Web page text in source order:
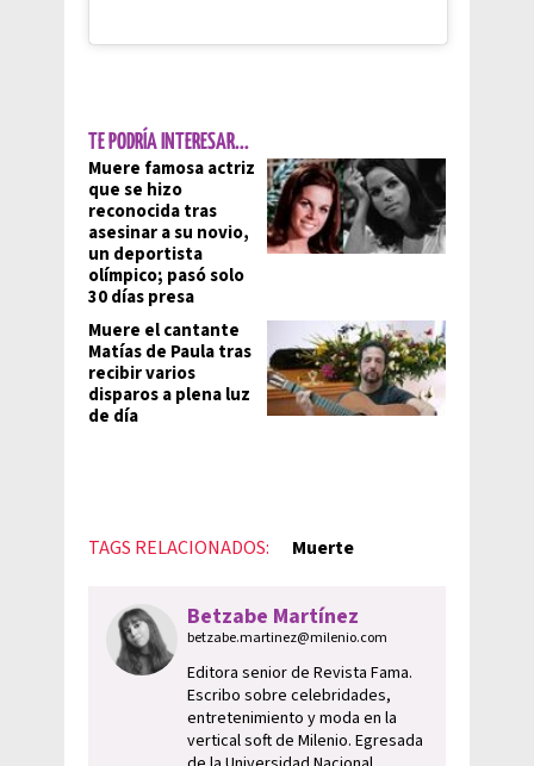
TE PODRÍA INTERESAR...
Muere famosa actriz
que se hizo
reconocida tras
asesinar a su novio,
un deportista
olímpico; pasó solo
30 días presa
Muere el cantante
Matías de Paula tras
recibir varios
disparos a plena luz
de día
TAGS RELACIONADOS: Muerte
Betzabe Martínez
betzabe.martinez@milenio.com
Editora senior de Revista Fama.
Escribo sobre celebridades,
entretenimiento y moda en la
vertical soft de Milenio. Egresada